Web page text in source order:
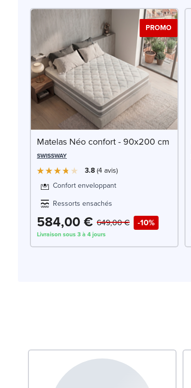
PROMO
Matelas Néo confort - 90x200 cm
SWISSWAY
3.8 4avis
Confort enveloppant
Ressorts ensachés
584,00 € -10%
649,00 €
Livraison sous 3 à 4 jours